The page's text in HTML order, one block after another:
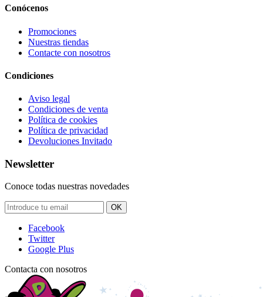
Conócenos
Promociones
Nuestras tiendas
Contacte con nosotros
Condiciones
Aviso legal
Condiciones de venta
Política de cookies
Política de privacidad
Devoluciones Invitado
Newsletter
Conoce todas nuestras novedades
OK
Facebook
Twitter
Google Plus
Contacta con nosotros